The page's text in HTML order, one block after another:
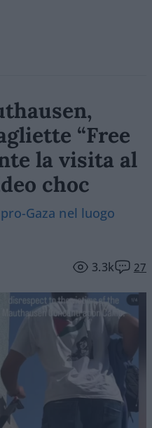
“Free
la visita al
choc
Gaza nel luogo
3.3k 27